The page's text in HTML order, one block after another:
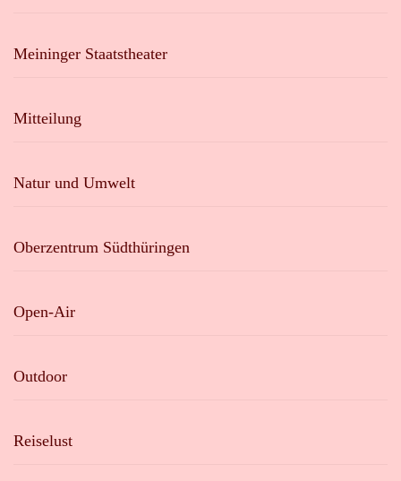
Meininger Staatstheater
Mitteilung
Natur und Umwelt
Oberzentrum Südthüringen
Open-Air
Outdoor
Reiselust